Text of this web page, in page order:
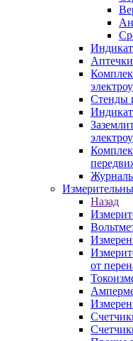
Аптечки
Стенды
Назад
от